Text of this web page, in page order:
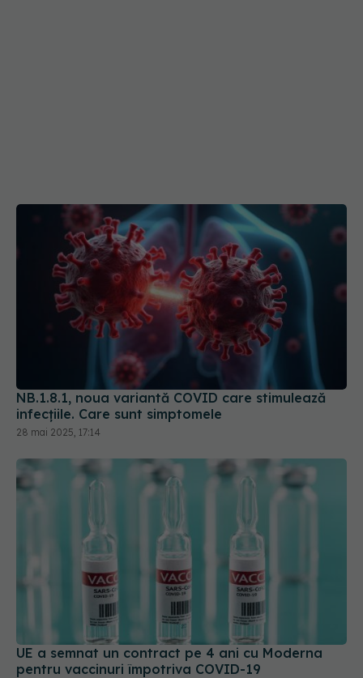
NB.1.8.1, noua variantă COVID care stimulează
infecțiile. Care sunt simptomele
28 mai 2025, 17:14
UE a semnat un contract pe 4 ani cu Moderna
pentru vaccinuri împotriva COVID-19